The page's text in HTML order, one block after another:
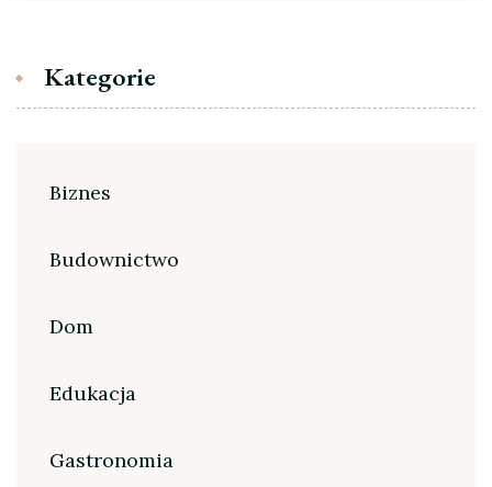
Kategorie
Biznes
Budownictwo
Dom
Edukacja
Gastronomia